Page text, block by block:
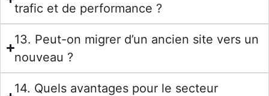
trafic et de performance ?
13. Peut-on migrer d’un ancien site vers un
nouveau ?
14. Quels avantages pour le secteur